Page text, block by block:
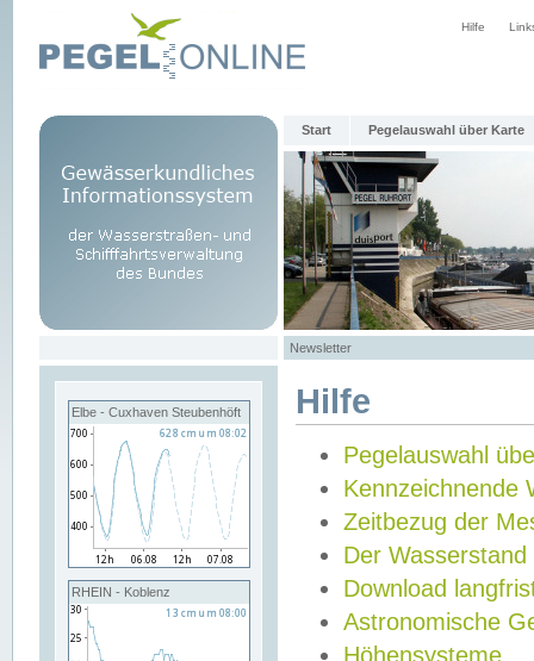
Hilfe
Start Pegelauswahl über Karte
Newsletter
Elbe - Cuxhaven Steubenhöft
RHEIN - Koblenz
Hilfe
Pegelauswahl
Kennzeichnende
Zeitbezug der
Der Wasserstand
Download
Astronomische
Höhensysteme